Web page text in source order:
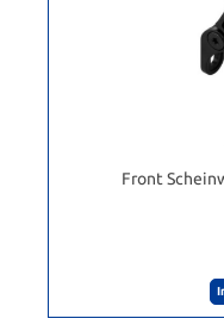
Front